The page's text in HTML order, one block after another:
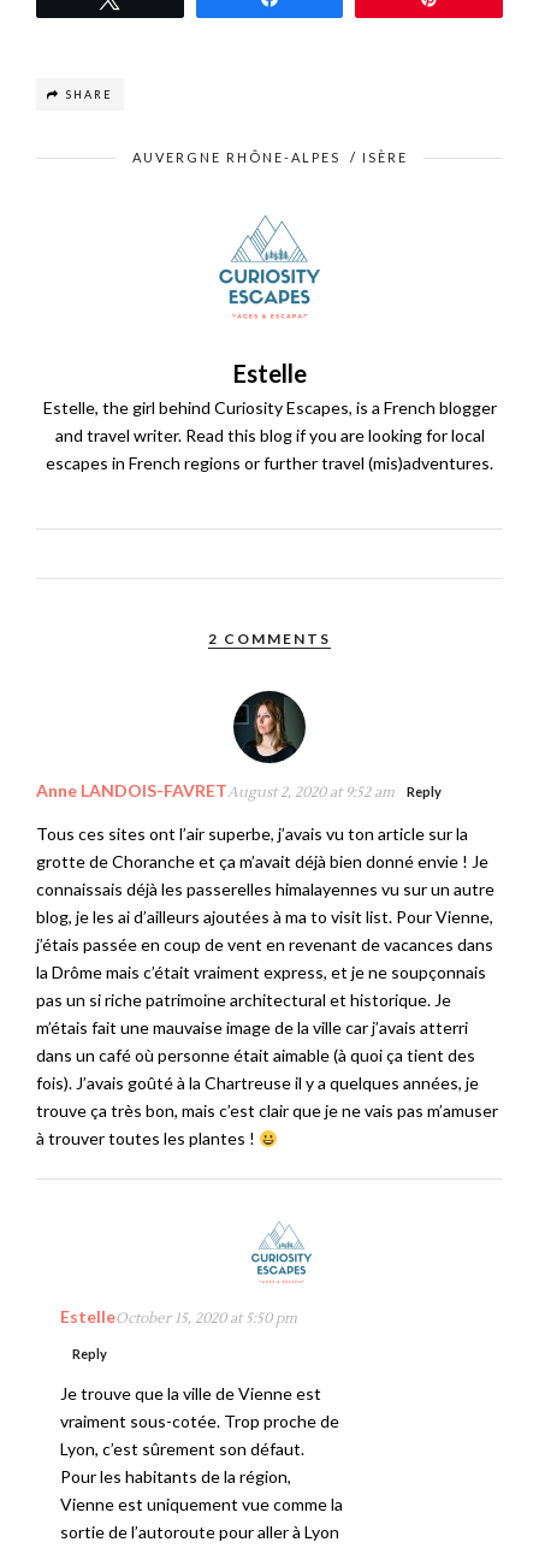
SHARE
AUVERGNE RHÔNE-ALPES / ISÈRE
Estelle
Estelle, the girl behind Curiosity Escapes, is a French blogger
and travel writer. Read this blog if you are looking for local
escapes in French regions or further travel (mis)adventures.
2 COMMENTS
Anne LANDOIS-FAVRETAugust 2, 2020 at 9:52 am Reply
Tous ces sites ont l’air superbe, j’avais vu ton article sur la
grotte de Choranche et ça m’avait déjà bien donné envie ! Je
connaissais déjà les passerelles himalayennes vu sur un autre
blog, je les ai d’ailleurs ajoutées à ma to visit list. Pour Vienne,
j’étais passée en coup de vent en revenant de vacances dans
la Drôme mais c’était vraiment express, et je ne soupçonnais
pas un si riche patrimoine architectural et historique. Je
m’étais fait une mauvaise image de la ville car j’avais atterri
dans un café où personne était aimable (à quoi ça tient des
fois). J’avais goûté à la Chartreuse il y a quelques années, je
trouve ça très bon, mais c’est clair que je ne vais pas m’amuser
à trouver toutes les plantes !
EstelleOctober 15, 2020 at 5:50 pm
Reply
Je trouve que la ville de Vienne est
vraiment sous-cotée. Trop proche de
Lyon, c’est sûrement son défaut.
Pour les habitants de la région,
Vienne est uniquement vue comme la
sortie de l’autoroute pour aller à Lyon